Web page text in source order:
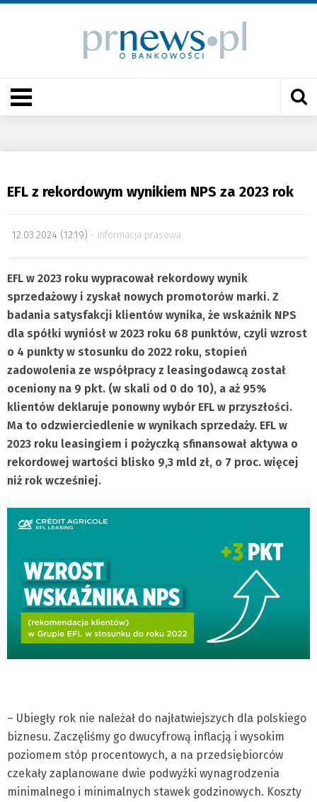
EFL z rekordowym wynikiem NPS za 2023 rok
12.03.2024 (12:19) informacja prasowa
EFL w 2023 roku wypracował rekordowy wynik
sprzedażowy i zyskał nowych promotorów marki. Z
badania satysfakcji klientów wynika, że wskaźnik NPS
dla spółki wyniósł w 2023 roku 68 punktów, czyli wzrost
o 4 punkty w stosunku do 2022 roku, stopień
zadowolenia ze współpracy z leasingodawcą został
oceniony na 9 pkt. (w skali od 0 do 10), a aż 95%
klientów deklaruje ponowny wybór EFL w przyszłości.
Ma to odzwierciedlenie w wynikach sprzedaży. EFL w
2023 roku leasingiem i pożyczką sfinansował aktywa o
rekordowej wartości blisko 9,3 mld zł, o 7 proc. więcej
niż rok wcześniej.
– Ubiegły rok nie należał do najłatwiejszych dla polskiego
biznesu. Zaczęliśmy go dwucyfrową inflacją i wysokim
poziomem stóp procentowych, a na przedsiębiorców
czekały zaplanowane dwie podwyżki wynagrodzenia
minimalnego i minimalnych stawek godzinowych. Koszty